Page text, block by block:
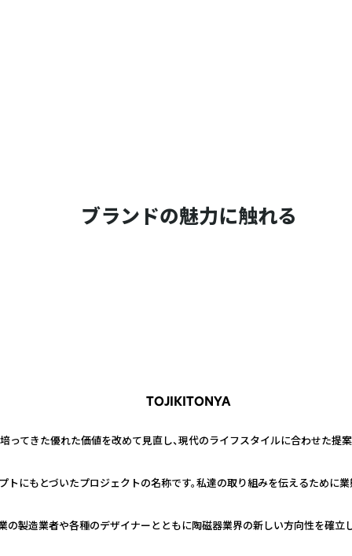
ブランドの魅力に触れる
TOJIKITONYA
ってきた優れた価値を改めて見直し、現代のライフスタイルに合わせた提
トにもとづいたプロジェクトの名称です。私達の取り組みを伝えるために
の製造業者や各種のデザイナーとともに陶磁器業界の新しい方向性を確立